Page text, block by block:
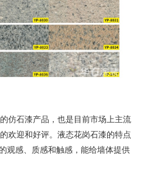
仿石漆产品，也是目前市场上主流
欢迎和好评。液态花岗石漆的特点
观感、质感和触感，能给墙体提供